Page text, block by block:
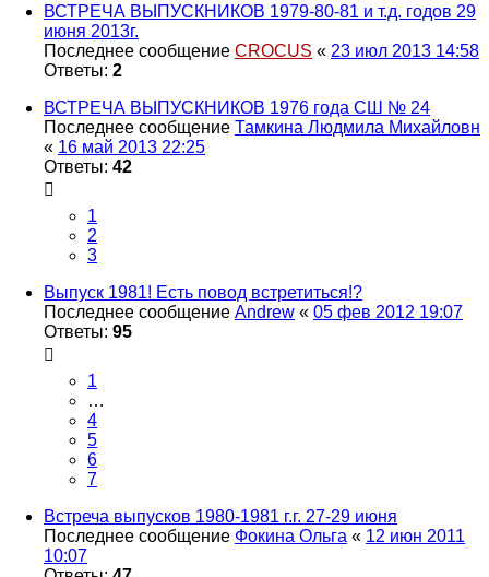
ВСТРЕЧА ВЫПУСКНИКОВ 1979-80-81 и т.д. годов 29
июня 2013г.
Последнее сообщение CROCUS « 23 июл 2013 14:58
Ответы: 2
ВСТРЕЧА ВЫПУСКНИКОВ 1976 года СШ № 24
Последнее сообщение Тамкина Людмила Михайловн
« 16 май 2013 22:25
Ответы: 42
1
2
3
Выпуск 1981! Есть повод встретиться!?
Последнее сообщение Andrew « 05 фев 2012 19:07
Ответы: 95
1
…
4
5
6
7
Встреча выпусков 1980-1981 г.г. 27-29 июня
Последнее сообщение Фокина Ольга « 12 июн 2011
10:07